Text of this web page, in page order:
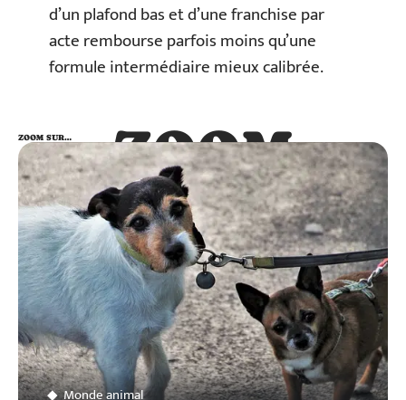
d’un plafond bas et d’une franchise par
acte rembourse parfois moins qu’une
formule intermédiaire mieux calibrée.
ZOOM
SUR…
ZOOM SUR…
Monde animal